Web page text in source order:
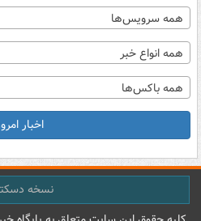
همه سرویس‌ها
همه انواع خبر
همه باکس‌ها
اخبار
نسخه